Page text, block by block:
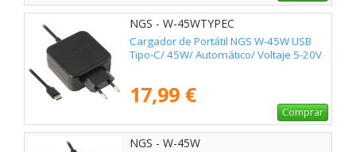
NGS - W-45WTYPEC
Cargador de Portátil NGS W-45W USB
Tipo-C/ 45W/ Automático/ Voltaje 5-20V
17,99 €
Comprar
NGS - W-45W